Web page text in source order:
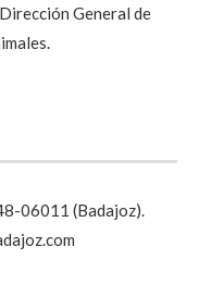
General de
06011 (Badajoz).